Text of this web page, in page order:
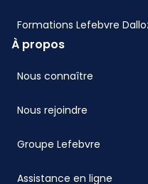
Formations Lefebvre
À propos
Nous connaître
Nous rejoindre
Groupe Lefebvre
Assistance en ligne